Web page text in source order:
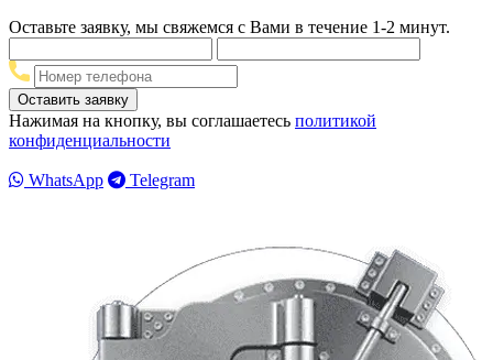
Оставьте заявку, мы свяжемся с Вами в течение 1-2 минут.
Нажимая на кнопку, вы соглашаетесь политикой
конфиденциальности
WhatsApp Telegram